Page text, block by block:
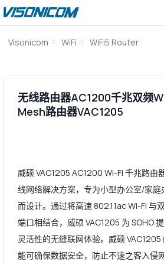
Visonicom WiFi WiFi5 Router
无线路由器AC1200千兆双频
Mesh路由器VAC1205
威硕 VAC1205 AC1200 Wi-Fi 千兆路由
线网络解决方案，专为小型办公室/家庭
而设计。通过将高速 802.11ac Wi-Fi 与
端口相结合，威硕 VAC1205 为 SOHO
灵活性的无缝联网体验。威硕 VAC1205
能可确保数据安全，防止不速之客入侵